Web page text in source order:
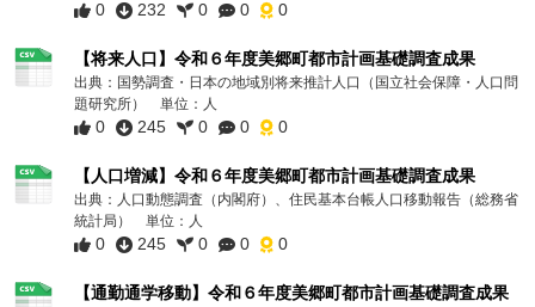
0 232 0 0 0
【将来人口】令和６年度美郷町都市計画基礎調査成果
出典：国勢調査・日本の地域別将来推計人口（国立社会保障・人口問
題研究所） 単位：人
0 245 0 0 0
【人口増減】令和６年度美郷町都市計画基礎調査成果
出典：人口動態調査（内閣府）、住民基本台帳人口移動報告（総務省
統計局） 単位：人
0 245 0 0 0
【通勤通学移動】令和６年度美郷町都市計画基礎調査成果